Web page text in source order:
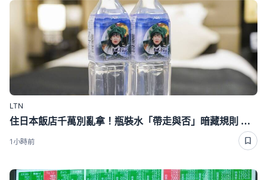
LTN
住日本飯店千萬別亂拿！瓶裝水「帶走與否」暗藏規則 搞錯恐多花錢
1小時前